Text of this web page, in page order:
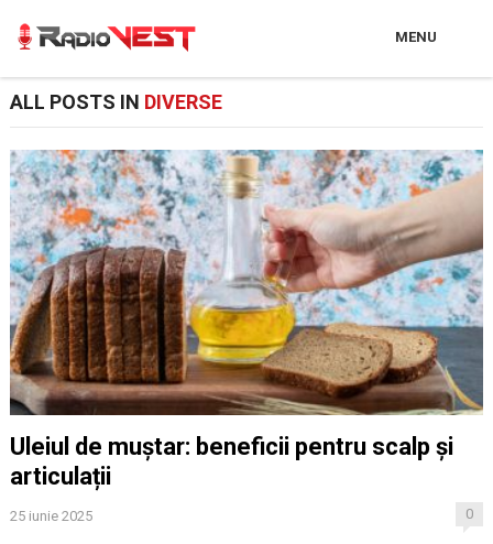
MENU
ALL POSTS IN DIVERSE
Uleiul de muștar: beneficii pentru scalp și
articulații
25 iunie 2025 0